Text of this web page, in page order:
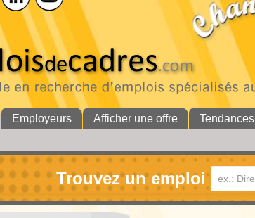
Employeurs Afficher une offre Tendances
Trouvez un emploi